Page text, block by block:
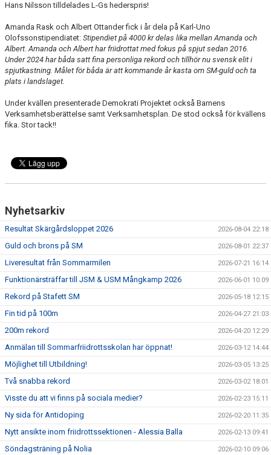
Hans Nilsson tilldelades L-Gs hederspris!
Amanda Rask och Albert Ottander fick i år dela på Karl-Uno
Olofssonstipendiatet: Stipendiet på 4000 kr delas lika mellan Amanda och
Albert. Amanda och Albert har friidrottat med fokus på spjut sedan 2016.
Under 2024 har båda satt fina personliga rekord och tillhör nu svensk elit i
spjutkastning. Målet för båda är att kommande år kasta om SM-guld och ta
plats i landslaget.
Under kvällen presenterade Demokrati Projektet också Barnens
Verksamhetsberättelse samt Verksamhetsplan. De stod också för kvällens
fika. Stor tack!!
Nyhetsarkiv
Resultat Skärgårdsloppet 2026 2026-08-04 22:18
Guld och brons på SM 2026-08-01 22:37
Liveresultat från Sommarmilen 2026-07-21 16:14
Funktionärsträffar till JSM & USM Mångkamp 2026 2026-06-01 10:09
Rekord på Stafett SM 2026-05-18 12:15
Fin tid på 100m 2026-04-27 21:03
200m rekord 2026-04-20 12:29
Anmälan till Sommarfriidrottsskolan har öppnat! 2026-03-12 14:44
Möjlighet till Utbildning! 2026-03-05 13:25
Två snabba rekord 2026-03-02 18:01
Visste du att vi finns på sociala medier? 2026-02-23 15:11
Ny sida för Antidoping 2026-02-20 11:35
Nytt ansikte inom friidrottssektionen - Alessia Balla 2026-02-13 09:41
Söndagsträning på Nolia 2026-02-10 09:06